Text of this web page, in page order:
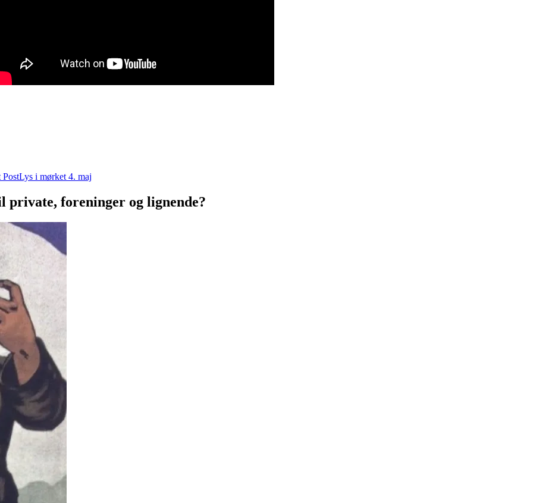
PostLys i mørket 4. maj
private, foreninger og lignende?